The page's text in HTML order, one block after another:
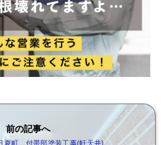
前の記事へ